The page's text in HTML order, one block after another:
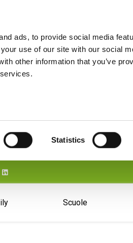
ads, to provide social media
use of our site with our social
other information that you’ve
Statistics
Scuole